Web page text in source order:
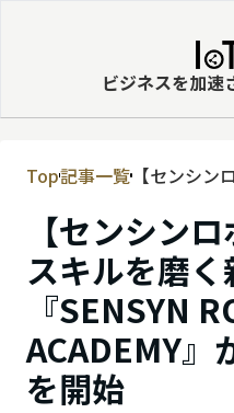
ビジネスを加速
MVNE
エッジ
LPWA
DaaS
IaaS
PaaS
Top記事一覧【センシン
ACADEMY
【センシン
スキルを磨
『SENSYN
ACADEMY』
を開始